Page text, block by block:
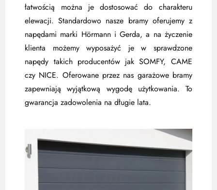
łatwością można je dostosować do charakteru
elewacji. Standardowo nasze bramy oferujemy z
napędami marki Hörmann i Gerda, a na życzenie
klienta możemy wyposażyć je w sprawdzone
napędy takich producentów jak SOMFY, CAME
czy NICE. Oferowane przez nas garażowe bramy
zapewniają wyjątkową wygodę użytkowania. To
gwarancja zadowolenia na długie lata.